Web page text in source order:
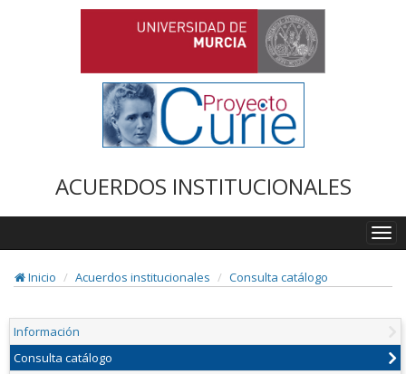
ACUERDOS INSTITUCIONALES
Inicio
Acuerdos institucionales Consulta catálogo
Información
Consulta catálogo